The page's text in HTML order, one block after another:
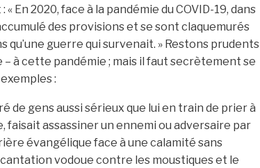
2020, face à la pandémie du COVID-19, dans
des provisions et se sont claquemurés
qu’une guerre qui survenait. » Restons prudents
à cette pandémie ; mais il faut secrètement se
:
de gens aussi sérieux que lui en train de prier à
faisait assassiner un ennemi ou adversaire par
évangélique face à une calamité sans
vodoue contre les moustiques et le